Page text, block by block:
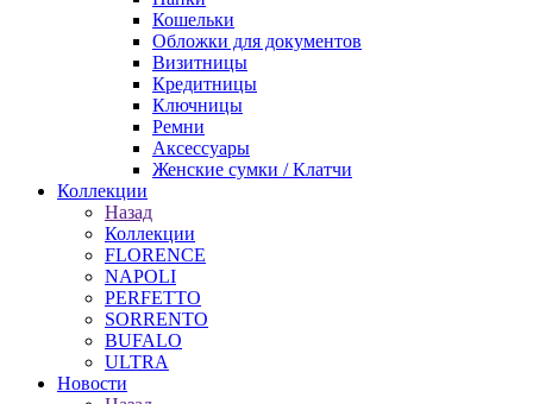
Кошельки
Обложки для документов
Визитницы
Кредитницы
Ключницы
Ремни
Аксессуары
Женские сумки / Клатчи
Коллекции
Назад
Коллекции
FLORENCE
NAPOLI
PERFETTO
SORRENTO
BUFALO
ULTRA
Новости